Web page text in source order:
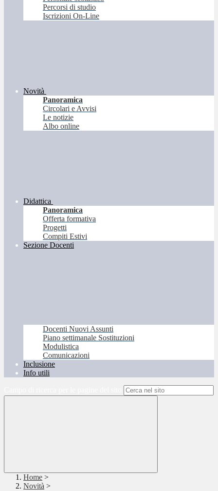
Percorsi di studio
Iscrizioni On-Line
Novità
Panoramica
Circolari e Avvisi
Le notizie
Albo online
Didattica
Panoramica
Offerta formativa
Progetti
Compiti Estivi
Sezione Docenti
Docenti Nuovi Assunti
Piano settimanale Sostituzioni
Modulistica
Comunicazioni
Inclusione
Info utili
Home >
Novità >